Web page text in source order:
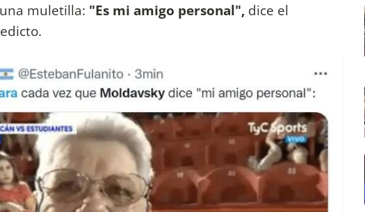
muletilla: "Es mi amigo personal", dice el